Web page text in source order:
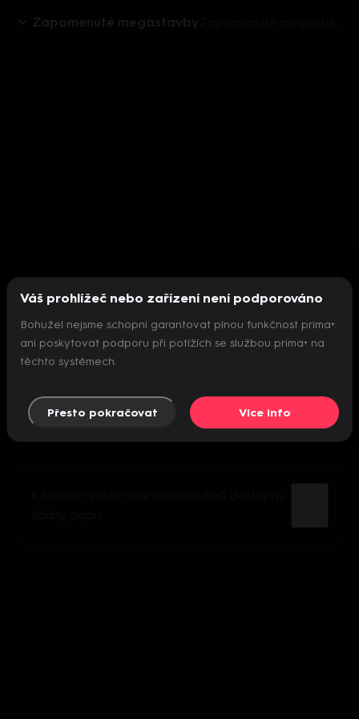
Zapomenuté megastavby
Nepodařilo se inicializovat přehrávač
Váš prohlížeč nebo zařízení není podporováno
Bohužel nejsme schopni garantovat plnou funkčnost prima+
ani poskytovat podporu při potížích se službou prima+ na
těchto systémech.
Přesto pokračovat Více info